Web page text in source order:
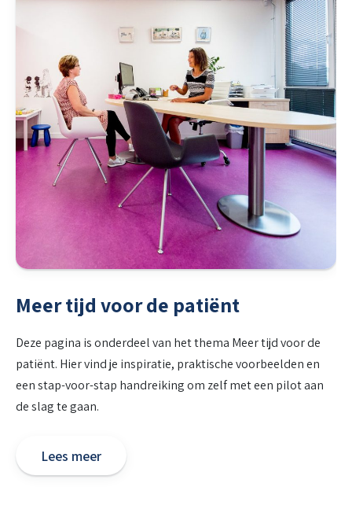
Meer tijd voor de patiënt
Deze pagina is onderdeel van het thema Meer tijd voor de
patiënt. Hier vind je inspiratie, praktische voorbeelden en
een stap-voor-stap handreiking om zelf met een pilot aan
de slag te gaan.
Lees meer